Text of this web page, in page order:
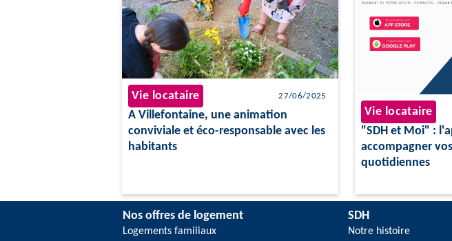
Vie locataire 27/06/2025
A Villefontaine, une animation
conviviale et éco-responsable avec les
habitants
Vie locataire
"SDH et Moi" :
accompagner
quotidiennes
Nos offres de logement
Logements familiaux
SDH
Notre histoire